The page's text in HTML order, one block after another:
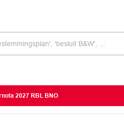
2027 RBL BNO